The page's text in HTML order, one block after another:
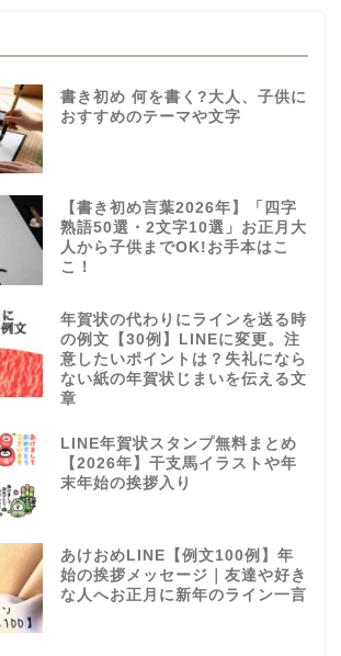
書き初め 何を書く?大人、子供に
おすすめのテーマや文字
【書き初め言葉2026年】「四字
熟語50選・2文字10選」お正月大
人から子供までOK!お手本はこ
こ！
年賀状の代わりにラインを送る時
の例文【30例】LINEに変更。注
意したいポイントは？失礼になら
ない紙の年賀状じまいを伝える文
章
LINE年賀状スタンプ無料まとめ
【2026年】干支馬イラストや年
末年始の挨拶入り
あけおめLINE【例文100例】年
始の挨拶メッセージ｜友達や好き
な人へお正月に新年のライン一言